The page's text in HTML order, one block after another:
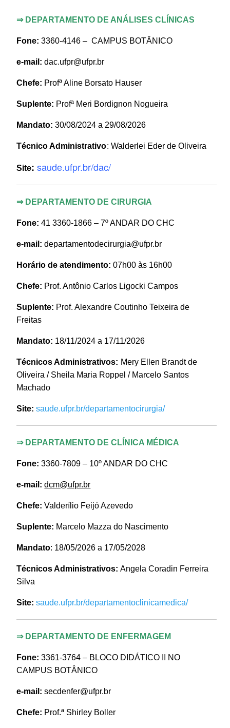
⇒ DEPARTAMENTO DE ANÁLISES CLÍNICAS
Fone: 3360-4146 – CAMPUS BOTÂNICO
e-mail: dac.ufpr@ufpr.br
Chefe: Profª Aline Borsato Hauser
Suplente: Profª Meri Bordignon Nogueira
Mandato: 30/08/2024 a 29/08/2026
Técnico Administrativo: Walderlei Eder de Oliveira
Site: saude.ufpr.br/dac/
⇒ DEPARTAMENTO DECIRURGIA
Fone: 41 3360-1866 – 7º ANDAR DO CHC
e-mail: departamentodecirurgia@ufpr.br
Horário de atendimento: 07h00 às 16h00
Chefe: Prof. Antônio Carlos Ligocki Campos
Suplente: Prof. Alexandre Coutinho Teixeira de
Freitas
Mandato: 18/11/2024 a 17/11/2026
Técnicos Administrativos: Mery Ellen Brandt de
Oliveira / Sheila Maria Roppel / Marcelo Santos
Machado
Site: saude.ufpr.br/departamentocirurgia/
⇒ DEPARTAMENTO DE CLÍNICA MÉDICA
Fone: 3360-7809 – 10º ANDAR DO CHC
e-mail: dcm@ufpr.br
Chefe: Valderílio Feijó Azevedo
Suplente: Marcelo Mazza do Nascimento
Mandato: 18/05/2026 a 17/05/2028
Técnicos Administrativos: Angela Coradin Ferreira
Silva
Site: saude.ufpr.br/departamentoclinicamedica/
⇒ DEPARTAMENTO DE ENFERMAGEM
Fone: 3361-3764 – BLOCO DIDÁTICO II NO
CAMPUS BOTÂNICO
e-mail: secdenfer@ufpr.br
Chefe: Prof.ª Shirley Boller